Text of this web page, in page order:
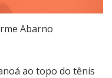
Abarno
ao topo do tênis